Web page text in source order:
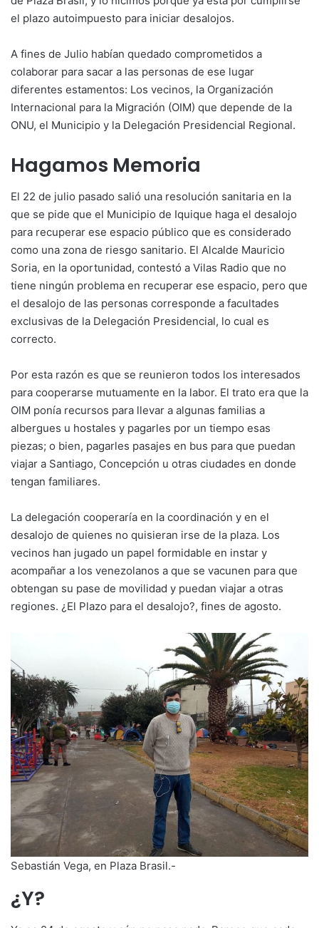
el plazo autoimpuesto para iniciar desalojos.
A fines de Julio habían quedado comprometidos a
colaborar para sacar a las personas de ese lugar
diferentes estamentos: Los vecinos, la Organización
Internacional para la Migración (OIM) que depende de la
ONU, el Municipio y la Delegación Presidencial Regional.
Hagamos Memoria
El 22 de julio pasado salió una resolución sanitaria en la
que se pide que el Municipio de Iquique haga el desalojo
para recuperar ese espacio público que es considerado
como una zona de riesgo sanitario. El Alcalde Mauricio
Soria, en la oportunidad, contestó a Vilas Radio que no
tiene ningún problema en recuperar ese espacio, pero que
el desalojo de las personas corresponde a facultades
exclusivas de la Delegación Presidencial, lo cual es
correcto.
Por esta razón es que se reunieron todos los interesados
para cooperarse mutuamente en la labor. El trato era que la
OIM ponía recursos para llevar a algunas familias a
albergues u hostales y pagarles por un tiempo esas
piezas; o bien, pagarles pasajes en bus para que puedan
viajar a Santiago, Concepción u otras ciudades en donde
tengan familiares.
La delegación cooperaría en la coordinación y en el
desalojo de quienes no quisieran irse de la plaza. Los
vecinos han jugado un papel formidable en instar y
acompañar a los venezolanos a que se vacunen para que
obtengan su pase de movilidad y puedan viajar a otras
regiones. ¿El Plazo para el desalojo?, fines de agosto.
Sebastián Vega, en Plaza Brasil.-
¿Y?